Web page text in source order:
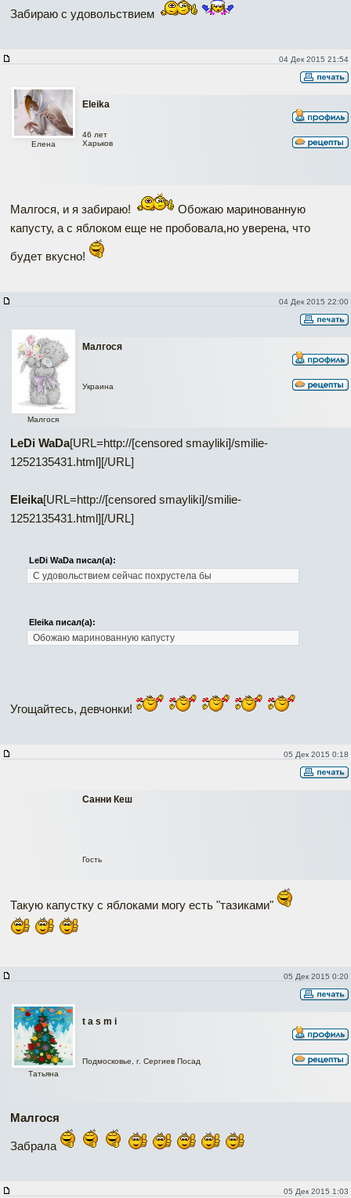
Забираю с удовольствием
04 Дек 2015 21:54
Eleika
Елена
46 лет
Харьков
Малгося, и я забираю!
Обожаю маринованную
капусту, а с яблоком еще не пробовала,но уверена, что
будет вкусно!
04 Дек 2015 22:00
Малгося
Малгося
Украина
LeDi WaDa[URL=http://[censored smayliki]/smilie-
1252135431.html][/URL]
Eleika[URL=http://[censored smayliki]/smilie-
1252135431.html][/URL]
LeDi WaDa писал(а):
С удовольствием сейчас похрустела бы
Eleika писал(а):
Обожаю маринованную капусту
Угощайтесь, девчонки!
05 Дек 2015 0:18
Санни Кеш
Гость
Такую капустку с яблоками могу есть "тазиками"
05 Дек 2015 0:20
t a s m i
Татьяна
Подмосковье, г. Сергиев Посад
Малгося
Забрала
05 Дек 2015 1:03